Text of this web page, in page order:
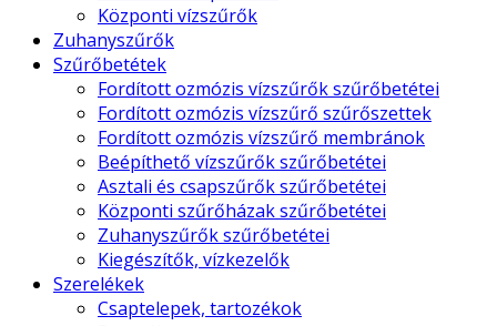
Központi vízszűrők
Zuhanyszűrők
Szűrőbetétek
Fordított ozmózis vízszűrők szűrőbetétei
Fordított ozmózis vízszűrő szűrőszettek
Fordított ozmózis vízszűrő membránok
Beépíthető vízszűrők szűrőbetétei
Asztali és csapszűrők szűrőbetétei
Központi szűrőházak szűrőbetétei
Zuhanyszűrők szűrőbetétei
Kiegészítők, vízkezelők
Szerelékek
Csaptelepek, tartozékok